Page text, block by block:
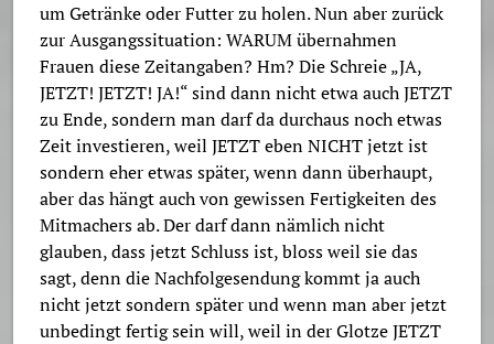
um Getränke oder Futter zu holen. Nun aber zurück
zur Ausgangssituation: WARUM übernahmen
Frauen diese Zeitangaben? Hm? Die Schreie „JA,
JETZT! JETZT! JA!“ sind dann nicht etwa auch JETZT
zu Ende, sondern man darf da durchaus noch etwas
Zeit investieren, weil JETZT eben NICHT jetzt ist
sondern eher etwas später, wenn dann überhaupt,
aber das hängt auch von gewissen Fertigkeiten des
Mitmachers ab. Der darf dann nämlich nicht
glauben, dass jetzt Schluss ist, bloss weil sie das
sagt, denn die Nachfolgesendung kommt ja auch
nicht jetzt sondern später und wenn man aber jetzt
unbedingt fertig sein will, weil in der Glotze JETZT